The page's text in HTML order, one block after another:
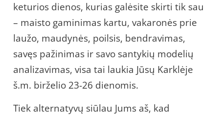
keturios dienos, kurias galėsite skirti tik sau
– maisto gaminimas kartu, vakaronės prie
laužo, maudynės, poilsis, bendravimas,
savęs pažinimas ir savo santykių modelių
analizavimas, visa tai laukia Jūsų Karklėje
š.m. birželio 23-26 dienomis.
Tiek alternatyvų siūlau Jums aš, kad